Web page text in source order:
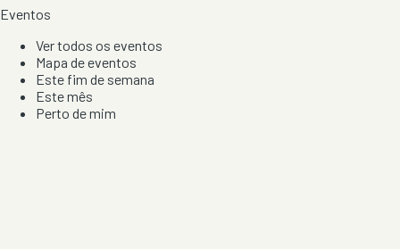
Eventos
Ver todos os eventos
Mapa de eventos
Este fim de semana
Este mês
Perto de mim